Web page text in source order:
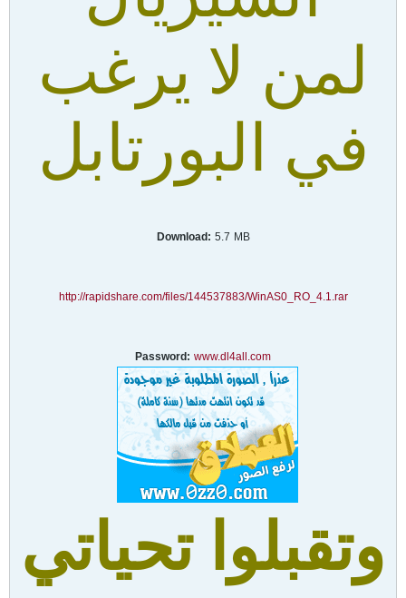
لمن لا يرغب
في البورتابل
Download: 5.7 MB
http://rapidshare.com/files/144537883/WinAS0_RO_4.1.rar
Password: www.dl4all.com
وتقبلوا تحياتي